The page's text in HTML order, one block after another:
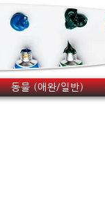
동물 (애완/일반)